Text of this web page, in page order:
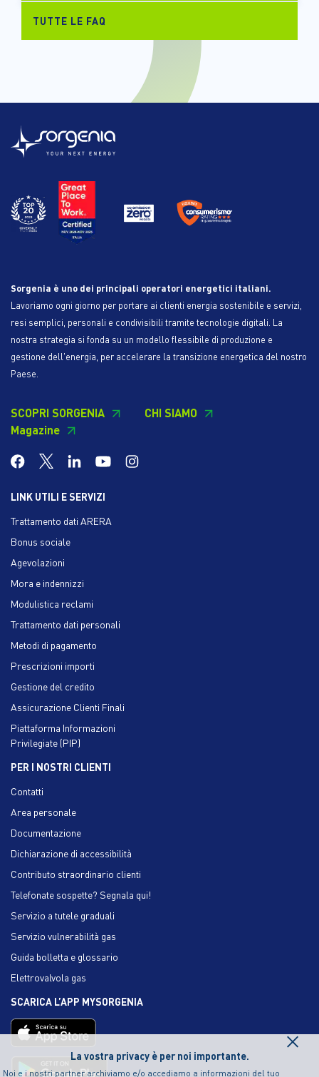
La vostra privacy è per noi importante.
Noi e i nostri partner archiviamo e/o accediamo a informazioni del tuo
×
TUTTE LE FAQ
Sorgenia è uno dei principali operatori energetici italiani.
Lavoriamo ogni giorno per portare ai clienti energia sostenibile e servizi,
resi semplici, personali e condivisibili tramite tecnologie digitali. La
nostra strategia si fonda su un modello flessibile di produzione e
gestione dell'energia, per accelerare la transizione energetica del nostro
Paese.
SCOPRI SORGENIA
CHI SIAMO
Magazine
LINK UTILI E SERVIZI
Trattamento dati ARERA
Bonus sociale
Agevolazioni
Mora e indennizzi
Modulistica reclami
Trattamento dati personali
Metodi di pagamento
Prescrizioni importi
Gestione del credito
Assicurazione Clienti Finali
Piattaforma Informazioni
Privilegiate (PIP)
PER I NOSTRI CLIENTI
Contatti
Area personale
Documentazione
Dichiarazione di accessibilità
Contributo straordinario clienti
Telefonate sospette? Segnala qui!
Servizio a tutele graduali
Servizio vulnerabilità gas
Guida bolletta e glossario
Elettrovalvola gas
SCARICA L’APP MYSORGENIA